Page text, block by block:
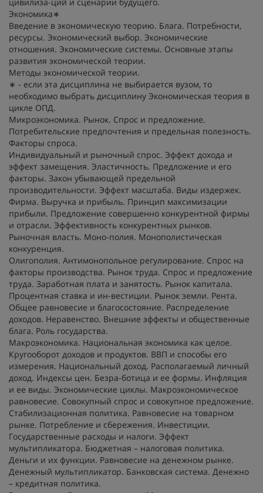
Экономика∗
Введение в экономическую теорию. Блага. Потребности,
ресурсы. Экономический выбор. Экономические
отношения. Экономические системы. Основные этапы
развития экономической теории.
Методы экономической теории.
∗ - если эта дисциплина не выбирается вузом, то
необходимо выбрать дисциплину Экономическая теория в
цикле ОПД.
Микроэкономика. Рынок. Спрос и предложение.
Потребительские предпочтения и предельная полезность.
Факторы спроса.
Индивидуальный и рыночный спрос. Эффект дохода и
эффект замещения. Эластичность. Предложение и его
факторы. Закон убывающей предельной
производительности. Эффект масштаба. Виды издержек.
Фирма. Выручка и прибыль. Принцип максимизации
прибыли. Предложение совершенно конкурентной фирмы
и отрасли. Эффективность конкурентных рынков.
Рыночная власть. Моно-полия. Монополистическая
конкуренция.
Олигополия. Антимонопольное регулирование. Спрос на
факторы производства. Рынок труда. Спрос и предложение
труда. Заработная плата и занятость. Рынок капитала.
Процентная ставка и ин-вестиции. Рынок земли. Рента.
Общее равновесие и благосостояние. Распределение
доходов. Неравенство. Внешние эффекты и общественные
блага. Роль государства.
Макроэкономика. Национальная экономика как целое.
Кругооборот доходов и продуктов. ВВП и способы его
измерения. Национальный доход. Располагаемый личный
доход. Индексы цен. Безра-ботица и ее формы. Инфляция
и ее виды. Экономические циклы. Макроэкономическое
равновесие. Совокупный спрос и совокупное предложение.
Стабилизационная политика. Равновесие на товарном
рынке. Потребление и сбережения. Инвестиции.
Государственные расходы и налоги. Эффект
мультипликатора. Бюджетная – налоговая политика.
Деньги и их функции. Равновесие на денежном рынке.
Денежный мультипликатор. Банковская система. Денежно
– кредитная политика.